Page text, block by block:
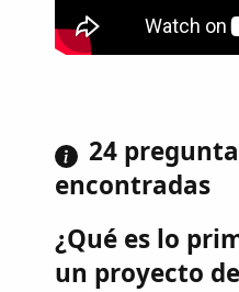
24
encontradas
¿Qué es lo
un proyecto